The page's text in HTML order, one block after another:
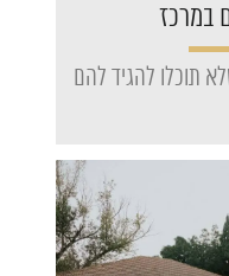
במרכז
תוכלו להגיד להם